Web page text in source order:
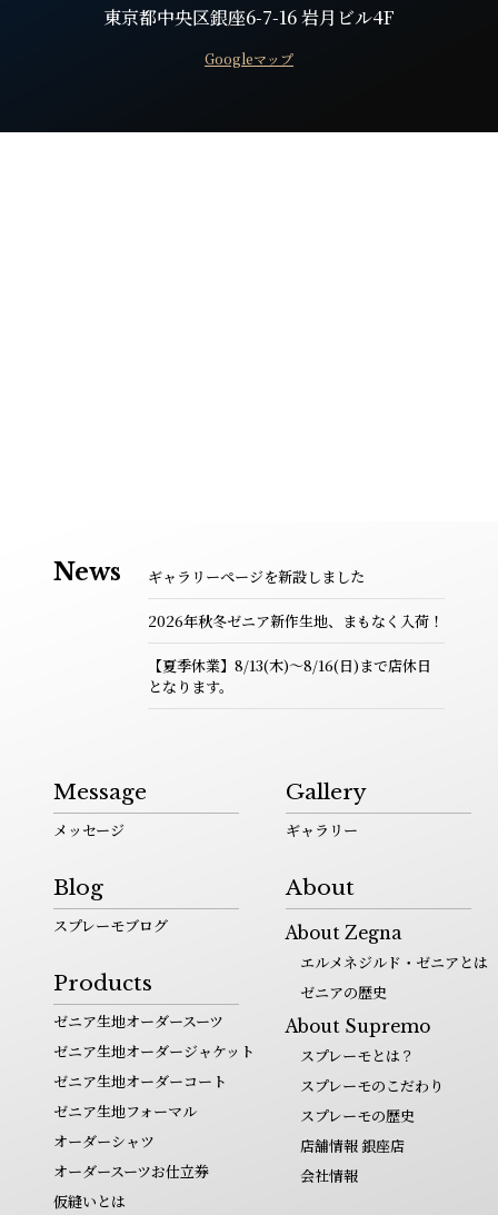
東京都中央区銀座6-7-16 岩月ビル4F
Googleマップ
News ギャラリーページを新設しました
2026年秋冬ゼニア新作生地、まもなく入荷！
【夏季休業】8/13(木)～8/16(日)まで店休日
となります。
Message
メッセージ
Blog
スプレーモブログ
Products
ゼニア生地オーダースーツ
ゼニア生地オーダージャケット
ゼニア生地オーダーコート
ゼニア生地フォーマル
オーダーシャツ
オーダースーツお仕立券
仮縫いとは
Gallery
ギャラリー
About
About Zegna
エルメネジルド・ゼニアとは
ゼニアの歴史
About Supremo
スプレーモとは？
スプレーモのこだわり
スプレーモの歴史
店舗情報 銀座店
会社情報